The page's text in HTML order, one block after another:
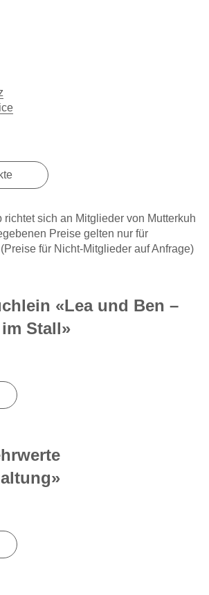
richtet sich an Mitglieder von Mutterkuh
Preise gelten nur für
für Nicht-Mitglieder auf Anfrage)
«Lea und Ben –
Stall»